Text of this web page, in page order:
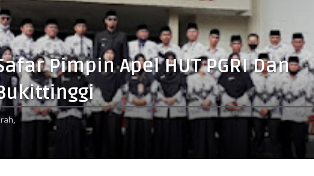
Pimpin Apel HUT PGRI Dan